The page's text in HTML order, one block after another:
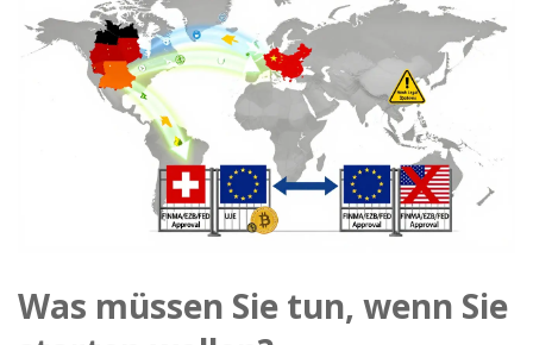
Was müssen Sie tun, wenn Sie